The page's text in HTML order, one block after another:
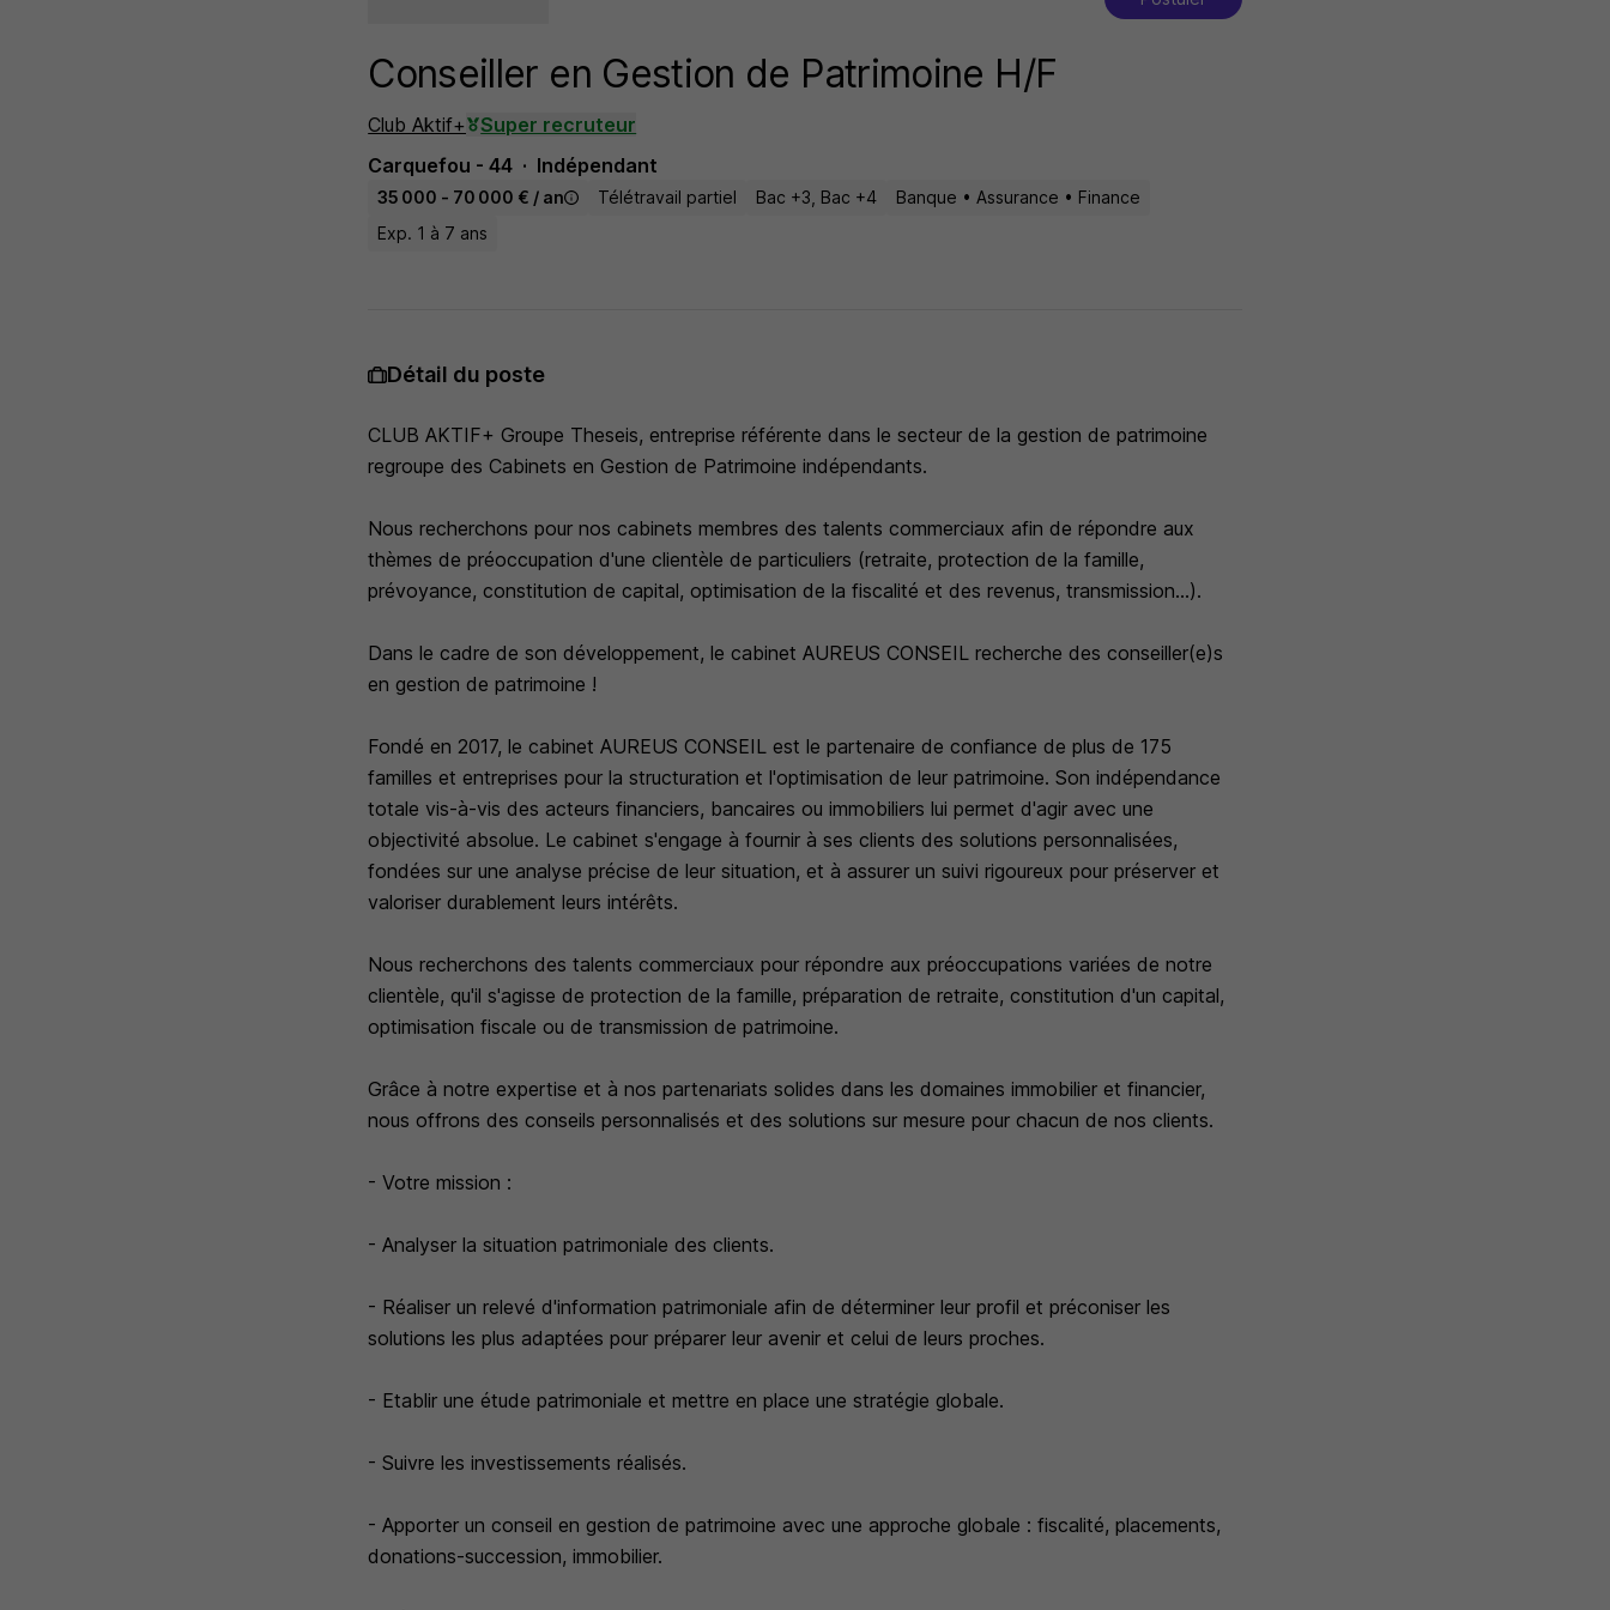
Conseiller en Gestion de Patrimoine H/F
Club Aktif+
Super recruteur
Carquefou - 44
Indépendant
35 000 - 70 000 € / an Télétravail partiel Bac +3, Bac +4
Banque • Assurance • Finance
Exp. 1 à 7 ans
Détail du poste
CLUB AKTIF+ Groupe Theseis, entreprise référente dans le secteur de la gestion de patrimoine
regroupe des Cabinets en Gestion de Patrimoine indépendants.
Nous recherchons pour nos cabinets membres des talents commerciaux afin de répondre aux
thèmes de préoccupation d'une clientèle de particuliers (retraite, protection de la famille,
prévoyance, constitution de capital, optimisation de la fiscalité et des revenus, transmission...).
Dans le cadre de son développement, le cabinet AUREUS CONSEIL recherche des conseiller(e)s
en gestion de patrimoine !
Fondé en 2017, le cabinet AUREUS CONSEIL est le partenaire de confiance de plus de 175
familles et entreprises pour la structuration et l'optimisation de leur patrimoine. Son indépendance
totale vis-à-vis des acteurs financiers, bancaires ou immobiliers lui permet d'agir avec une
objectivité absolue. Le cabinet s'engage à fournir à ses clients des solutions personnalisées,
fondées sur une analyse précise de leur situation, et à assurer un suivi rigoureux pour préserver et
valoriser durablement leurs intérêts.
Nous recherchons des talents commerciaux pour répondre aux préoccupations variées de notre
clientèle, qu'il s'agisse de protection de la famille, préparation de retraite, constitution d'un capital,
optimisation fiscale ou de transmission de patrimoine.
Grâce à notre expertise et à nos partenariats solides dans les domaines immobilier et financier,
nous offrons des conseils personnalisés et des solutions sur mesure pour chacun de nos clients.
- Votre mission :
- Analyser la situation patrimoniale des clients.
- Réaliser un relevé d'information patrimoniale afin de déterminer leur profil et préconiser les
solutions les plus adaptées pour préparer leur avenir et celui de leurs proches.
- Etablir une étude patrimoniale et mettre en place une stratégie globale.
- Suivre les investissements réalisés.
- Apporter un conseil en gestion de patrimoine avec une approche globale : fiscalité, placements,
donations-succession, immobilier.